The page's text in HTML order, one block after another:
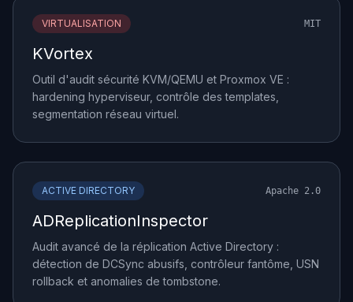
VIRTUALISATION MIT
KVortex
Outil d'audit sécurité KVM/QEMU et Proxmox VE :
hardening hyperviseur, contrôle des templates,
segmentation réseau virtuel.
ACTIVE DIRECTORY Apache 2.0
ADReplicationInspector
Audit avancé de la réplication Active Directory :
détection de DCSync abusifs, contrôleur fantôme, USN
rollback et anomalies de tombstone.